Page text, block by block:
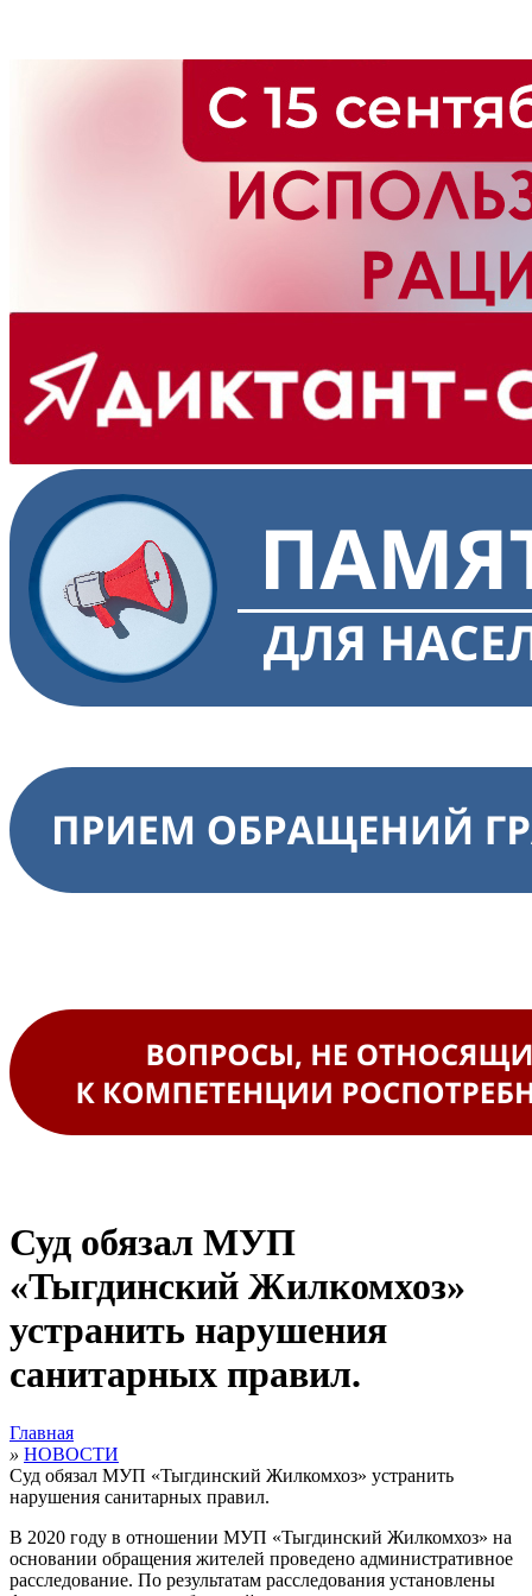
Суд обязал МУП
«Тыгдинский Жилкомхоз»
устранить нарушения
санитарных правил.
Главная
» НОВОСТИ
Суд обязал МУП «Тыгдинский Жилкомхоз» устранить
нарушения санитарных правил.
В 2020 году в отношении МУП «Тыгдинский Жилкомхоз» на
основании обращения жителей проведено административное
расследование. По результатам расследования установлены